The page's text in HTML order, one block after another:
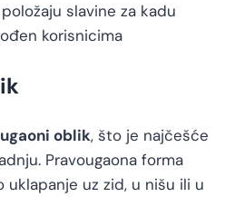
slavine za kadu
korisnicima
oblik, što je najčešće
Pravougaona forma
uz zid, u nišu ili u